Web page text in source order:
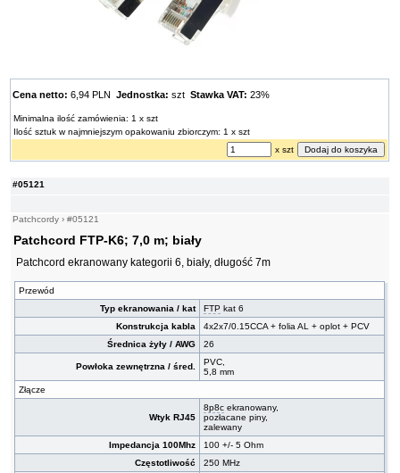
#05121
Patchcordy ›#05121
Patchcord FTP-K6; 7,0 m; biały
Patchcord ekranowany kategorii 6, biały, długość 7m
Przewód
Typ ekranowania / kat
FTP kat 6
Konstrukcja kabla
4x2x7/0.15CCA + folia AL + oplot + PCV
Średnica żyły / AWG
26
Powłoka zewnętrzna / śred.
PVC,
5,8 mm
Złącze
Wtyk RJ45
8p8c ekranowany,
pozłacane piny,
zalewany
Impedancja 100Mhz
100 +/- 5 Ohm
Częstotliwość
250 MHz
Cena netto: 6,94 PLNJednostka: sztStawka VAT: 23%
Minimalna ilość zamówienia: 1 x szt
Ilość sztuk w najmniejszym opakowaniu zbiorczym: 1 x szt
x szt